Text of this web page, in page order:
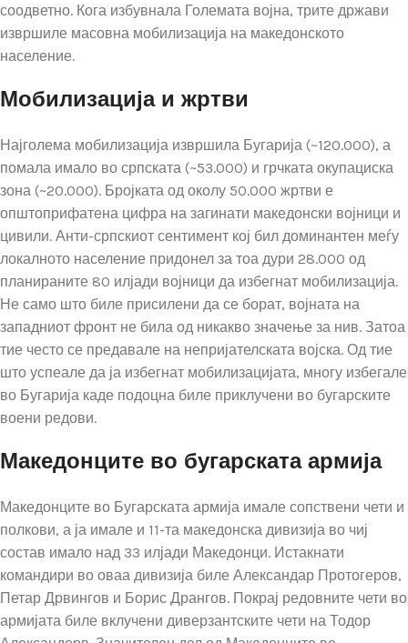
соодветно. Кога избувнала Големата војна, трите држави
извршиле масовна мобилизација на македонското
население.
Мобилизација и жртви
Најголема мобилизација извршила Бугарија (~120.000), а
помала имало во српската (~53.000) и грчката окупациска
зона (~20.000). Бројката од околу 50.000 жртви е
општоприфатена цифра на загинати македонски војници и
цивили. Анти-српскиот сентимент кој бил доминантен меѓу
локалното население придонел за тоа дури 28.000 од
планираните 80 илјади војници да избегнат мобилизација.
Не само што биле присилени да се борат, војната на
западниот фронт не била од никакво значење за нив. Затоа
тие често се предавале на непријателската војска. Од тие
што успеале да ја избегнат мобилизацијата, многу избегале
во Бугарија каде подоцна биле приклучени во бугарските
воени редови.
Македонците во бугарската армија
Македонците во Бугарската армија имале сопствени чети и
полкови, а ја имале и 11-та македонска дивизија во чиј
состав имало над 33 илјади Македонци. Истакнати
командири во оваа дивизија биле Александар Протогеров,
Петар Дрвингов и Борис Дрангов. Покрај редовните чети во
армијата биле вклучени диверзантските чети на Тодор